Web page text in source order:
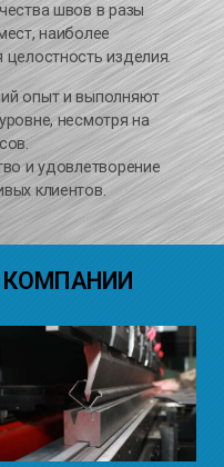
швов в разы
наиболее
изделия.
опыт и выполняют
несмотря на
и удовлетворение
клиентов.